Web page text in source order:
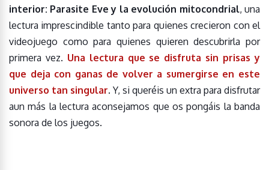
interior: Parasite Eve y la evolución mitocondrial, una
lectura imprescindible tanto para quienes crecieron con el
videojuego como para quienes quieren descubrirla por
primera vez. Una lectura que se disfruta sin prisas y
que deja con ganas de volver a sumergirse en este
universo tan singular. Y, si queréis un extra para disfrutar
aun más la lectura aconsejamos que os pongáis la banda
sonora de los juegos.